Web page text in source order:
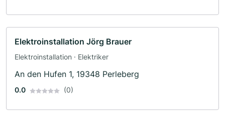
Elektroinstallation Jörg Brauer
Elektroinstallation · Elektriker
An den Hufen 1, 19348 Perleberg
0.0 (0)